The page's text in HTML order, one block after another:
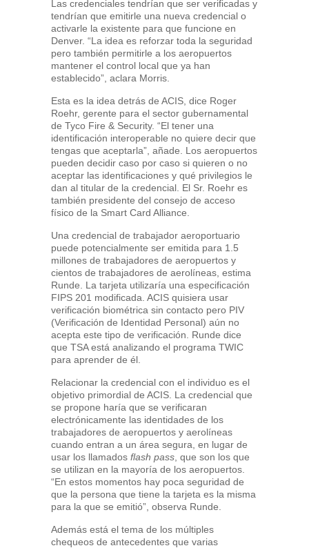
Las credenciales tendrían que ser verificadas y
tendrían que emitirle una nueva credencial o
activarle la existente para que funcione en
Denver. “La idea es reforzar toda la seguridad
pero también permitirle a los aeropuertos
mantener el control local que ya han
establecido”, aclara Morris.
Esta es la idea detrás de ACIS, dice Roger
Roehr, gerente para el sector gubernamental
de Tyco Fire & Security. “El tener una
identificación interoperable no quiere decir que
tengas que aceptarla”, añade. Los aeropuertos
pueden decidir caso por caso si quieren o no
aceptar las identificaciones y qué privilegios le
dan al titular de la credencial. El Sr. Roehr es
también presidente del consejo de acceso
físico de la Smart Card Alliance.
Una credencial de trabajador aeroportuario
puede potencialmente ser emitida para 1.5
millones de trabajadores de aeropuertos y
cientos de trabajadores de aerolíneas, estima
Runde. La tarjeta utilizaría una especificación
FIPS 201 modificada. ACIS quisiera usar
verificación biométrica sin contacto pero PIV
(Verificación de Identidad Personal) aún no
acepta este tipo de verificación. Runde dice
que TSA está analizando el programa TWIC
para aprender de él.
Relacionar la credencial con el individuo es el
objetivo primordial de ACIS. La credencial que
se propone haría que se verificaran
electrónicamente las identidades de los
trabajadores de aeropuertos y aerolíneas
cuando entran a un área segura, en lugar de
usar los llamados flash pass , que son los que
se utilizan en la mayoría de los aeropuertos.
“En estos momentos hay poca seguridad de
que la persona que tiene la tarjeta es la misma
para la que se emitió”, observa Runde.
Además está el tema de los múltiples
chequeos de antecedentes que varias